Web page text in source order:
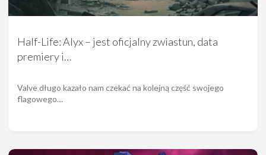
Half-Life: Alyx – jest oficjalny zwiastun, data
premiery i…
Valve długo kazało nam czekać na kolejną część swojego
flagowego…